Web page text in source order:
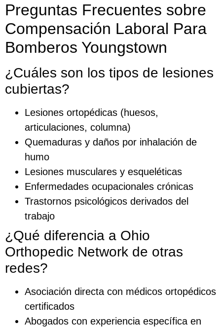
Preguntas Frecuentes sobre
Compensación Laboral Para
Bomberos Youngstown
¿Cuáles son los tipos de lesiones
cubiertas?
Lesiones ortopédicas (huesos,
articulaciones, columna)
Quemaduras y daños por inhalación de
humo
Lesiones musculares y esqueléticas
Enfermedades ocupacionales crónicas
Trastornos psicológicos derivados del
trabajo
¿Qué diferencia a Ohio
Orthopedic Network de otras
redes?
Asociación directa con médicos ortopédicos
certificados
Abogados con experiencia específica en